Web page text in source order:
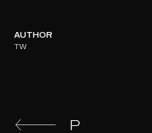
AUTHOR
TW
P